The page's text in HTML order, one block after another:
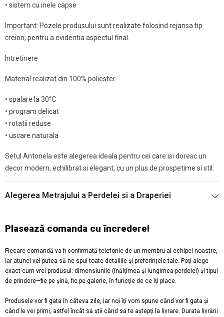
• sistem cu inele capse
Important: Pozele produsului sunt realizate folosind rejansa tip
creion, pentru a evidentia aspectul final.
Intretinere
Material realizat din 100% poliester
• spalare la 30°C
• program delicat
• rotatii reduse
• uscare naturala
Setul Antonela este alegerea ideala pentru cei care isi doresc un
decor modern, echilibrat si elegant, cu un plus de prospetime si stil.
Alegerea Metrajului a Perdelei si a Draperiei
Plasează comanda cu încredere!
Fiecare comandă va fi confirmată telefonic de un membru al echipei noastre,
iar atunci vei putea să ne spui toate detaliile și preferințele tale. Poți alege
exact cum vrei produsul: dimensiunile (înălțimea și lungimea perdelei) și tipul
de prindere—fie pe șină, fie pe galerie, în funcție de ce îți place.
Produsele vor fi gata în câteva zile, iar noi îți vom spune când vor fi gata și
când le vei primi, astfel încât să știi când să te aștepți la livrare. Durata livrării